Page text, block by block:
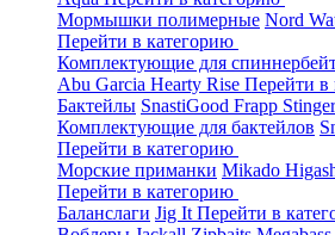
Мормышки полимерные Nord
Перейти в категорию
Комплектующие для
Abu Garcia Hearty Rise Перейти в
Бактейлы SnastiGood Frapp
Комплектующие для бактейлов
Перейти в категорию
Морские приманки Mikado
Перейти в категорию
Баланслаги Jig It Перейти в